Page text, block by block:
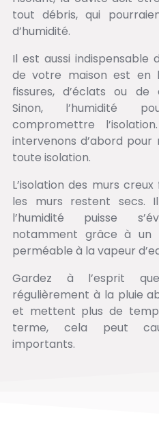
tout débris, qui
d’humidité.
Il est aussi indispensable
de votre maison est en
fissures, d’éclats ou de
Sinon, l’humidité
compromettre
intervenons d’abord
toute isolation.
L’isolation des murs
les murs restent secs.
l’humidité puisse
notamment grâce à un
perméable à la vapeur
Gardez à l’esprit
régulièrement à la pluie
et mettent plus de
terme, cela peut
importants.